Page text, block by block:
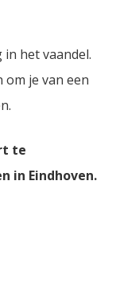
het vaandel.
om je van een
te
in Eindhoven.